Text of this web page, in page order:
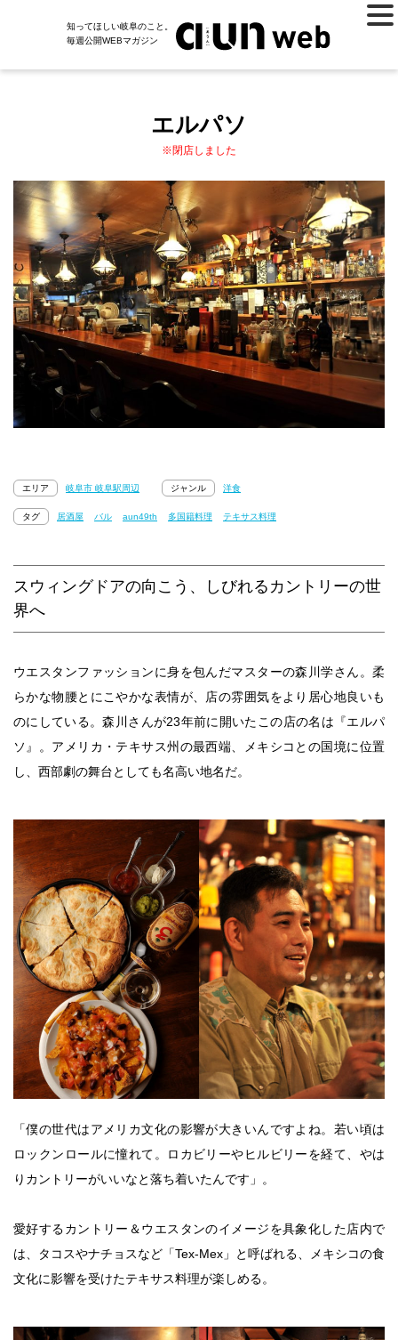
知ってほしい岐阜のこと。
毎週公開WEBマガジン
エルパソ
※閉店しました
エリア 岐阜市 岐阜駅周辺 ジャンル 洋食
タグ 居酒屋 バル aun49th 多国籍料理 テキサス料理
スウィングドアの向こう、しびれるカントリーの世
界へ
ウエスタンファッションに身を包んだマスターの森川学さん。柔
らかな物腰とにこやかな表情が、店の雰囲気をより居心地良いも
のにしている。森川さんが23年前に開いたこの店の名は『エルパ
ソ』。アメリカ・テキサス州の最西端、メキシコとの国境に位置
し、西部劇の舞台としても名高い地名だ。
「僕の世代はアメリカ文化の影響が大きいんですよね。若い頃は
ロックンロールに憧れて。ロカビリーやヒルビリーを経て、やは
りカントリーがいいなと落ち着いたんです」。
愛好するカントリー＆ウエスタンのイメージを具象化した店内で
は、タコスやナチョスなど「Tex-Mex」と呼ばれる、メキシコの食
文化に影響を受けたテキサス料理が楽しめる。